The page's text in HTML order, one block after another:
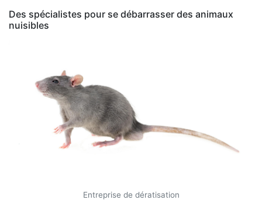
Des spécialistes pour se débarrasser des animaux
nuisibles
Entreprise de dératisation